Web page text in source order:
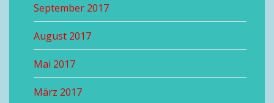
September 2017
August 2017
Mai 2017
März 2017